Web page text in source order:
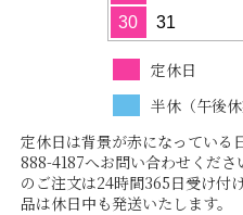
30
31
定休日
半休（午後休
定休日は背景が赤になっている
888-4187へお問い合わせくだ
のご注文は24時間365日受け付
品は休日中も発送いたします。